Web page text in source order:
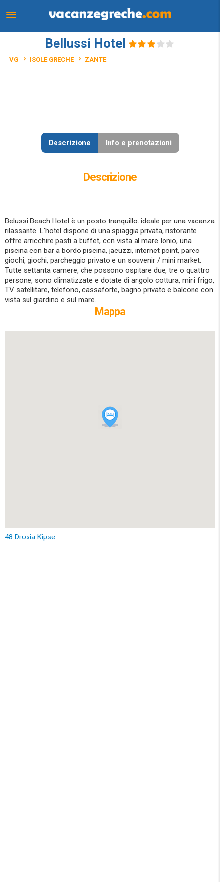
Bellussi Hotel
VG ISOLE GRECHE ZANTE
Descrizione Info e prenotazioni
Descrizione
Belussi Beach Hotel è un posto tranquillo, ideale per una vacanza
rilassante. L'hotel dispone di una spiaggia privata, ristorante
offre arricchire pasti a buffet, con vista al mare Ionio, una
piscina con bar a bordo piscina, jacuzzi, internet point, parco
giochi, giochi, parcheggio privato e un souvenir / mini market.
Tutte settanta camere, che possono ospitare due, tre o quattro
persone, sono climatizzate e dotate di angolo cottura, mini frigo,
TV satellitare, telefono, cassaforte, bagno privato e balcone con
vista sul giardino e sul mare.
Mappa
48 Drosia Kipse